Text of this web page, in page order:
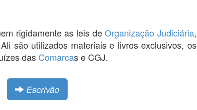
rigidamente as leis deOrganização Judiciária,
são utilizados materiais e livros exclusivos, os
das Comarcas e CGJ.
Escrivão